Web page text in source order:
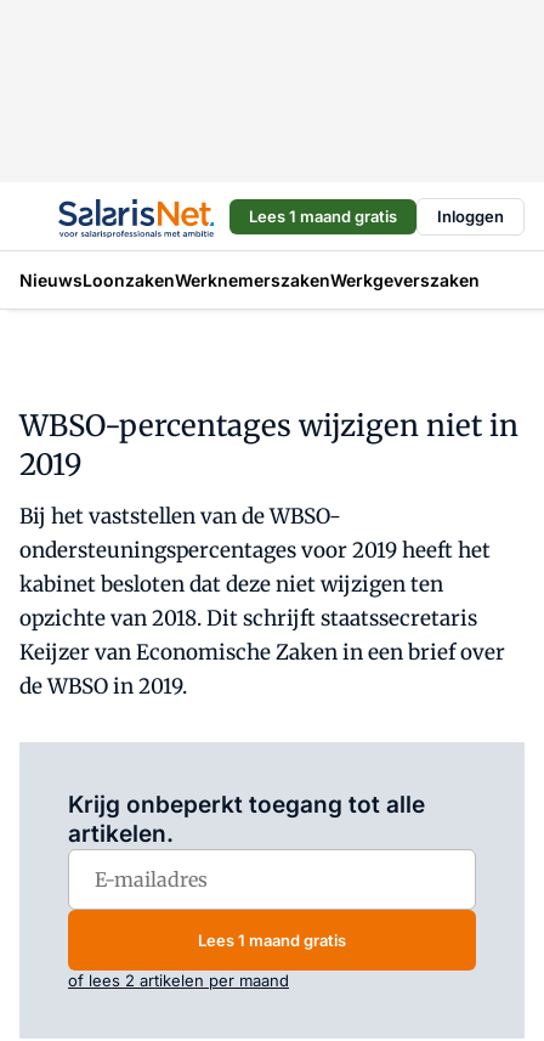
Lees 1 maand gratis Inloggen
NieuwsLoonzakenWerknemerszakenWerkgeverszaken
WBSO-percentages wijzigen niet in
2019
Bij het vaststellen van de WBSO-
ondersteuningspercentages voor 2019 heeft het
kabinet besloten dat deze niet wijzigen ten
opzichte van 2018. Dit schrijft staatssecretaris
Keijzer van Economische Zaken in een brief over
de WBSO in 2019.
Krijg onbeperkt toegang tot alle
artikelen.
Lees 1 maand gratis
of lees 2 artikelen per maand